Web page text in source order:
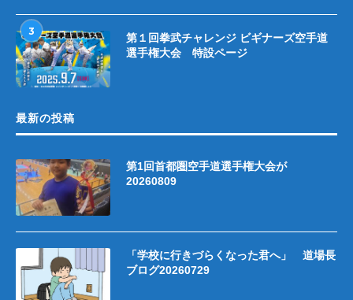
3
第１回拳武チャレンジ ビギナーズ空手道
選手権大会 特設ページ
最新の投稿
第1回首都圏空手道選手権大会が
20260809
「学校に行きづらくなった君へ」 道場長
ブログ20260729